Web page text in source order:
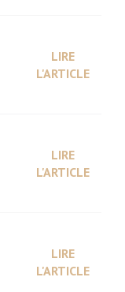
LIRE
L'ARTICLE
LIRE
L'ARTICLE
LIRE
L'ARTICLE